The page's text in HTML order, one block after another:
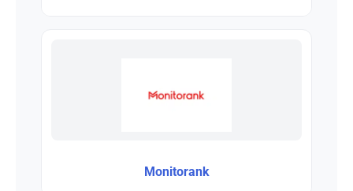
Monitorank